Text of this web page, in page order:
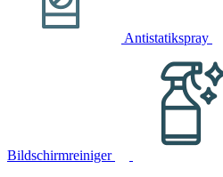
Antistatikspray
Bildschirmreiniger